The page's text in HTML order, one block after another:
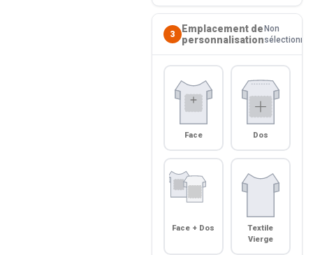
3
Emplacement de
personnalisation
Non
sélectionné
Face Dos
Face + Dos
Textile
Vierge